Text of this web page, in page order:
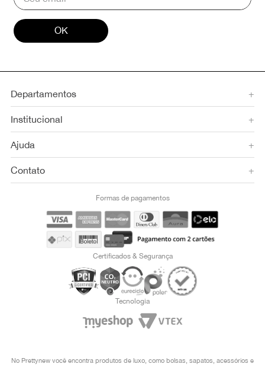
OK
Departamentos +
Institucional +
Ajuda +
Contato +
Formas de pagamentos
Certificados & Segurança
Tecnologia
No Prettynew você encontra produtos de luxo, como bolsas, sapatos, acessórios e